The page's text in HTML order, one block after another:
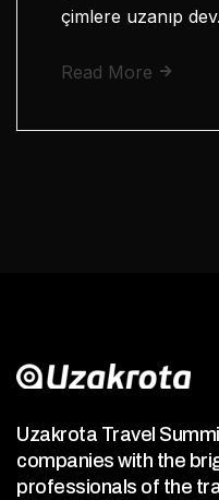
çimlere uzanıp
Read More
Uzakrota Travel
companies with the
professionals of the